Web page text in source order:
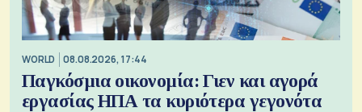
WORLD 08.08.2026, 17:44
Παγκόσμια οικονομία: Γιεν και αγορά
εργασίας ΗΠΑ τα κυριότερα γεγονότα